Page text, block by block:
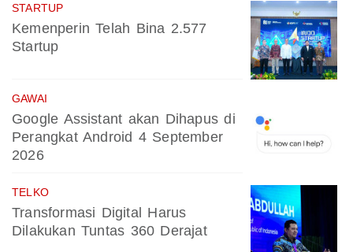
STARTUP
Kemenperin Telah Bina 2.577
Startup
GAWAI
Google Assistant akan Dihapus di
Perangkat Android 4 September
2026
TELKO
Transformasi Digital Harus
Dilakukan Tuntas 360 Derajat